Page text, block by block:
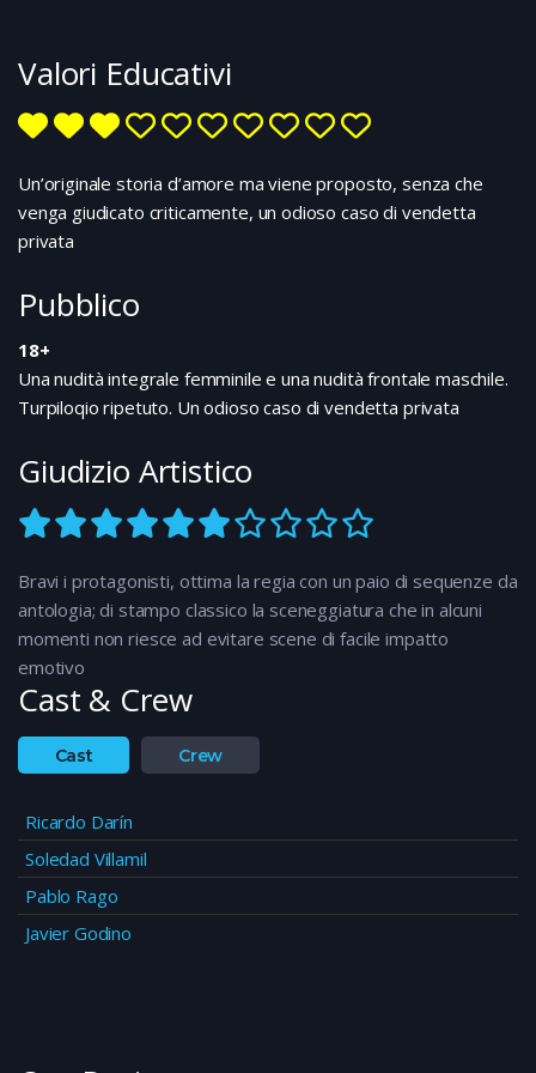
dentro di se un terribile segreto...
Valori Educativi
Un’originale storia d’amore ma viene proposto, senza che
venga giudicato criticamente, un odioso caso di vendetta
privata
Pubblico
18+
Una nudità integrale femminile e una nudità frontale maschile.
Turpiloqio ripetuto. Un odioso caso di vendetta privata
Giudizio Artistico
Bravi i protagonisti, ottima la regia con un paio di sequenze da
antologia; di stampo classico la sceneggiatura che in alcuni
momenti non riesce ad evitare scene di facile impatto
emotivo
Cast & Crew
Cast Crew
Ricardo Darín
Soledad Villamil
Pablo Rago
Javier Godino